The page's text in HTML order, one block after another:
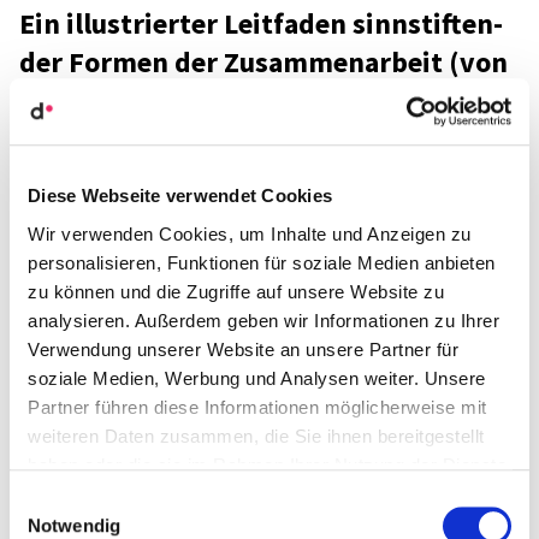
Diese Webseite verwendet Cookies
Wir verwenden Cookies, um Inhalte und Anzeigen zu
personalisieren, Funktionen für soziale Medien anbieten
zu können und die Zugriffe auf unsere Website zu
analysieren. Außerdem geben wir Informationen zu Ihrer
Verwendung unserer Website an unsere Partner für
soziale Medien, Werbung und Analysen weiter. Unsere
Partner führen diese Informationen möglicherweise mit
weiteren Daten zusammen, die Sie ihnen bereitgestellt
Notwendig
Ein illus­trier­ter Leit­fa­den sinn­stif­ten­
der Formen der Zusam­men­ar­beit (von
Frede­ric Laloux)